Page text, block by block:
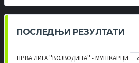
ПОСЛЕДЊИ РЕЗУЛТАТИ
ПРВА ЛИГА ''ВОЈВОДИНА'' - МУШКАРЦИ